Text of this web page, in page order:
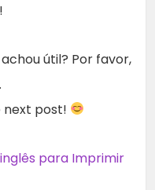
útil? Por favor,
next post!
para Imprimir